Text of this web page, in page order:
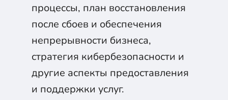
процессы, план восстановления
после сбоев и обеспечения
непрерывности бизнеса,
стратегия кибербезопасности и
другие аспекты предоставления
и поддержки услуг.